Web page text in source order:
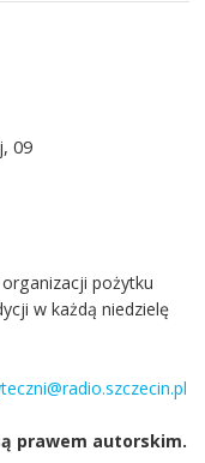
09
organizacji pożytku
w każdą niedzielę
prawem autorskim.